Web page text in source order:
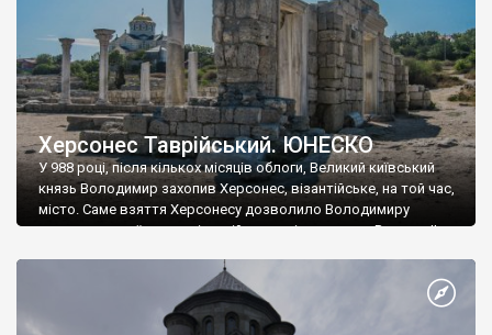
Херсонес Таврійський. ЮНЕСКО
У 988 році, після кількох місяців облоги, Великий київський
князь Володимир захопив Херсонес, візантійське, на той час,
місто. Саме взяття Херсонесу дозволило Володимиру
диктувати свої умови візантійському імператору Василю ІІ, та
Херсонесі Володимир-язичник, став Василем-християнином.
А потім було Хрещення Русі. На честь Херсонесу Таврійського